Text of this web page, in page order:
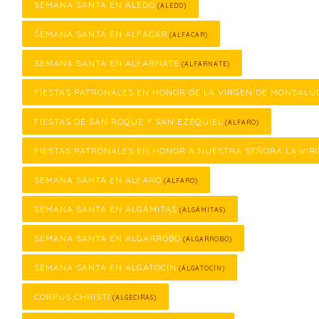
SEMANA SANTA EN ALEDO (ALEDO)
SEMANA SANTA EN ALFACAR (ALFACAR)
SEMANA SANTA EN ALFARNATE (ALFARNATE)
FIESTAS PATRONALES EN HONOR DE LA VIRGEN DE
FIESTAS DE SAN ROQUE Y SAN EZEQUIEL (ALFARO)
FIESTAS PATRONALES EN HONOR A NUESTRA SEÑORA LA
SEMANA SANTA EN ALFARO (ALFARO)
SEMANA SANTA EN ALGÁMITAS (ALGÁMITAS)
SEMANA SANTA EN ALGARROBO (ALGARROBO)
SEMANA SANTA EN ALGATOCÍN (ALGATOCÍN)
CORPUS CHRISTI (ALGECIRAS)